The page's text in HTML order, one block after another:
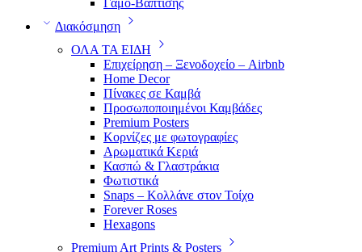
Διακόσμηση
ΟΛΑ ΤΑ ΕΙΔΗ
Επιχείρηση – Ξενοδοχείο – Airbnb
Home Decor
Πίνακες σε Καμβά
Προσωποποιημένοι Καμβάδες
Premium Posters
Κορνίζες με φωτογραφίες
Αρωματικά Κεριά
Κασπώ & Γλαστράκια
Φωτιστικά
Snaps – Κολλάνε στον Τοίχο
Forever Roses
Hexagons
Premium Art Prints & Posters